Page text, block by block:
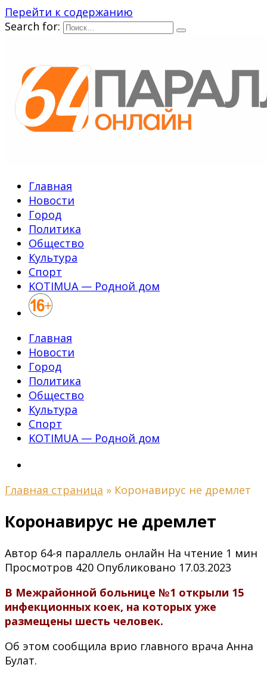
Перейти к содержанию
Search for:
Главная
Новости
Город
Политика
Общество
Культура
Спорт
KOTIMUA — Родной дом
Главная
Новости
Город
Политика
Общество
Культура
Спорт
KOTIMUA — Родной дом
Главная страница » Коронавирус не дремлет
Коронавирус не дремлет
Автор 64-я параллель онлайн На чтение 1 мин
Просмотров 420 Опубликовано 17.03.2023
В Межрайонной больнице №1 открыли 15
инфекционных коек, на которых уже
размещены шесть человек.
Об этом сообщила врио главного врача Анна
Булат.